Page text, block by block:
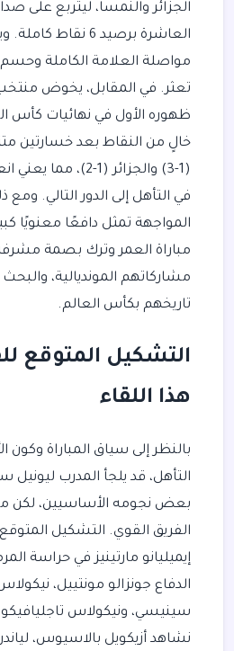
الجزائر والنمسا، ليتربع على
العاشرة برصيد 6
مواصلة العلامة الكاملة
تعثر. في المقابل، يخوض
ظهوره الأول في نهائيات كأس
خالٍ من النقاط بعد خسارتين
(1-3) والجزائر (1-
في التأهل إلى الدور التالي.
المواجهة تمثل دافعًا معنويًا
مباراة العمر وترك بصمة
مشاركاتهم المونديالية،
تاريخهم بكأس العالم.
التشكيل المتوقع
هذا اللقاء
بالنظر إلى سياق المباراة
التأهل، قد يلجأ المدرب ليونيل
بعض نجومه الأساسيين، لكن
الفريق القوي. التشكيل
إيميليانو مارتينيز في حراسة
الدفاع جونزالو مونتييل،
سينيسي، ونيكولاس
نشاهد أزيكويل بالاسيوس،